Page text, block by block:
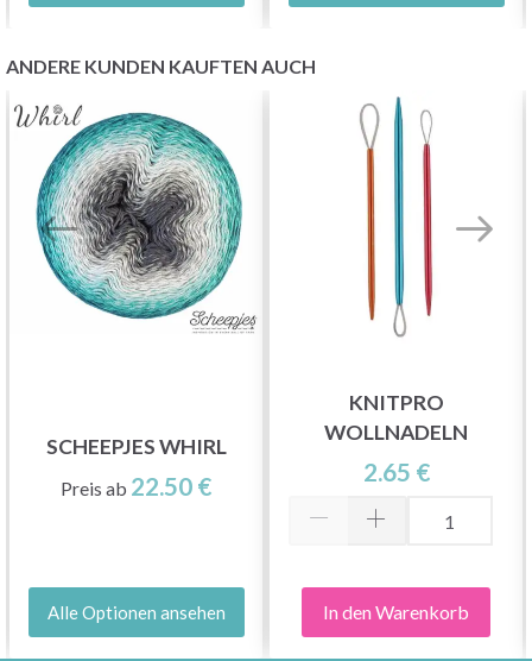
ANDERE KUNDEN KAUFTEN AUCH
SCHEEPJES WHIRL
Preis ab 22.50 €
Alle Optionen ansehen
KNITPRO
WOLLNADELN
2.65 €
In den Warenkorb